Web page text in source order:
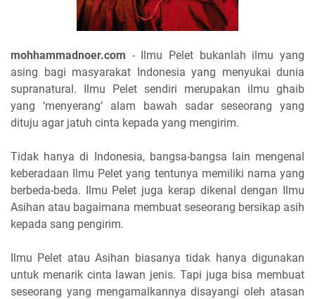
mohhammadnoer.com - Ilmu Pelet bukanlah ilmu yang
asing bagi masyarakat Indonesia yang menyukai dunia
supranatural. Ilmu Pelet sendiri merupakan ilmu ghaib
yang ‘menyerang’ alam bawah sadar seseorang yang
dituju agar jatuh cinta kepada yang mengirim.
Tidak hanya di Indonesia, bangsa-bangsa lain mengenal
keberadaan Ilmu Pelet yang tentunya memiliki nama yang
berbeda-beda. Ilmu Pelet juga kerap dikenal dengan Ilmu
Asihan atau bagaimana membuat seseorang bersikap asih
kepada sang pengirim.
Ilmu Pelet atau Asihan biasanya tidak hanya digunakan
untuk menarik cinta lawan jenis. Tapi juga bisa membuat
seseorang yang mengamalkannya disayangi oleh atasan